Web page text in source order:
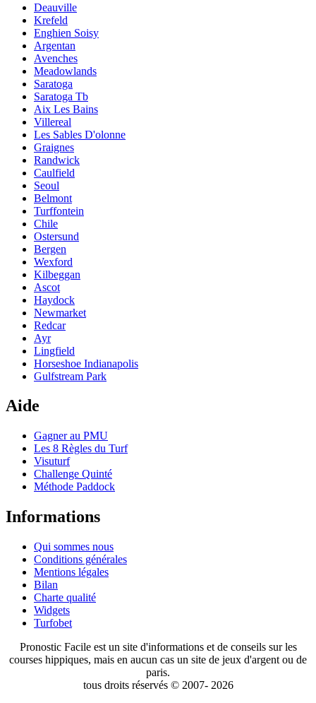
Deauville
Krefeld
Enghien Soisy
Argentan
Avenches
Meadowlands
Saratoga
Saratoga Tb
Aix Les Bains
Villereal
Les Sables D'olonne
Graignes
Randwick
Caulfield
Seoul
Belmont
Turffontein
Chile
Ostersund
Bergen
Wexford
Kilbeggan
Ascot
Haydock
Newmarket
Redcar
Ayr
Lingfield
Horseshoe Indianapolis
Gulfstream Park
Aide
Gagner au PMU
Les 8 Règles du Turf
Visuturf
Challenge Quinté
Méthode Paddock
Informations
Qui sommes nous
Conditions générales
Mentions légales
Bilan
Charte qualité
Widgets
Turfobet
Pronostic Facile est un site d'informations et de conseils sur les
courses hippiques, mais en aucun cas un site de jeux d'argent ou de
paris.
tous droits réservés © 2007- 2026